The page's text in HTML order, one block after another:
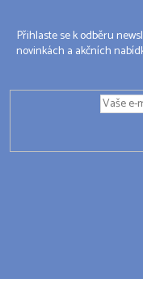
Přihlaste se k odběru
novinkách a akčních